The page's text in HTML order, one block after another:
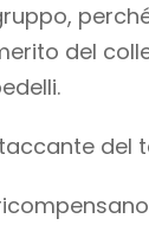
del
del